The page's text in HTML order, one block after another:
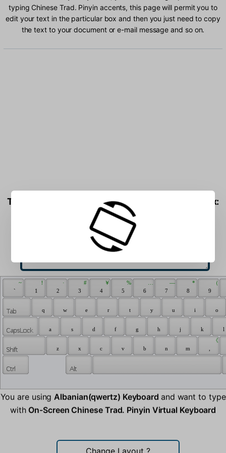
typing Chinese Trad. Pinyin accents, this page will permit you to
edit your text in the particular box and then you just need to copy
the text to your document or e-mail message and so on.
Type Chinese Trad. Pinyin characters into the box:
`
~
1
！
2
·
3
#
4
￥
5
%
6
7
—
8
*
9
（
q w e r t y u i o
a s d f g h j k l
z x c v b n m
《
You are using Albanian(qwertz) Keyboard and want to type
with On-Screen Chinese Trad. Pinyin Virtual Keyboard
Change Layout ?